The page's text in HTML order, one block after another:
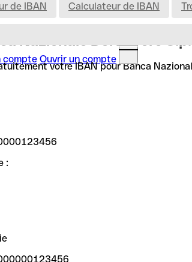
compte Ouvrir un compte
de IBAN Calculateur de IBAN
Nazionale Del Lavoro
votre IBAN pour Banca
: